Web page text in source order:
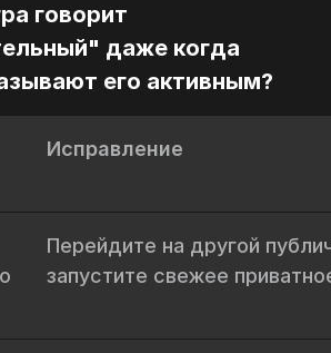
говорит
даже когда
его активным?
Исправление
Перейдите на другой
запустите свежее